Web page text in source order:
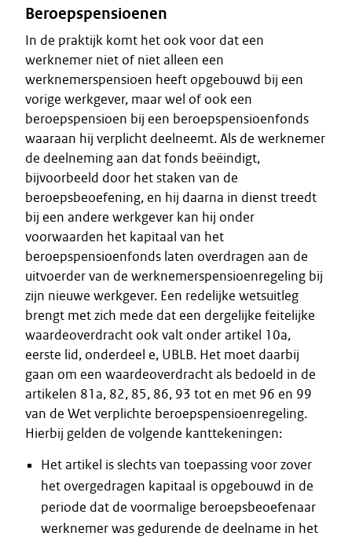
Beroepspensioenen
In de praktijk komt het ook voor dat een
werknemer niet of niet alleen een
werknemerspensioen heeft opgebouwd bij een
vorige werkgever, maar wel of ook een
beroepspensioen bij een beroepspensioenfonds
waaraan hij verplicht deelneemt. Als de werknemer
de deelneming aan dat fonds beëindigt,
bijvoorbeeld door het staken van de
beroepsbeoefening, en hij daarna in dienst treedt
bij een andere werkgever kan hij onder
voorwaarden het kapitaal van het
beroepspensioenfonds laten overdragen aan de
uitvoerder van de werknemerspensioenregeling bij
zijn nieuwe werkgever. Een redelijke wetsuitleg
brengt met zich mede dat een dergelijke feitelijke
waardeoverdracht ook valt onder artikel 10a,
eerste lid, onderdeel e, UBLB. Het moet daarbij
gaan om een waardeoverdracht als bedoeld in de
artikelen 81a, 82, 85, 86, 93 tot en met 96 en 99
van de Wet verplichte beroepspensioenregeling.
Hierbij gelden de volgende kanttekeningen:
Het artikel is slechts van toepassing voor zover
het overgedragen kapitaal is opgebouwd in de
periode dat de voormalige beroepsbeoefenaar
werknemer was gedurende de deelname in het